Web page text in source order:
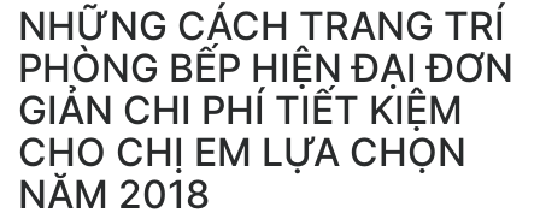
NHỮNG CÁCH TRANG TRÍ
PHÒNG BẾP HIỆN ĐẠI ĐƠN
GIẢN CHI PHÍ TIẾT KIỆM
CHO CHỊ EM LỰA CHỌN
NĂM 2018